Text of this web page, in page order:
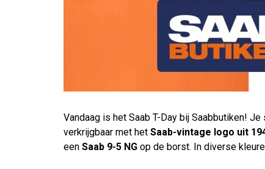
Vandaag is het Saab T-Day bij Saabbutiken!
verkrijgbaar met het Saab-vintage logo uit
een Saab 9-5 NG op de borst. In diverse